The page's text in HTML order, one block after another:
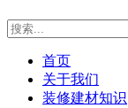
首页
关于我们
装修建材知识